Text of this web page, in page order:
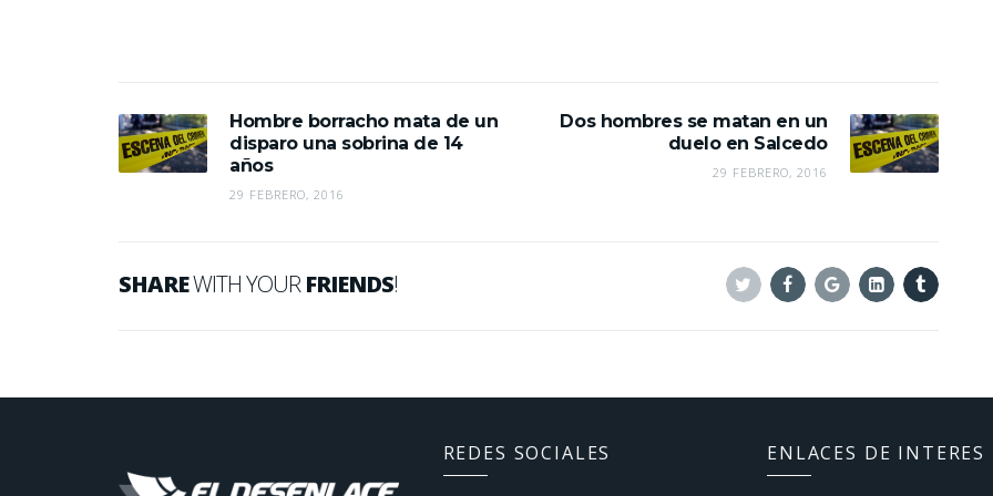
Hombre borracho mata de un
disparo una sobrina de 14
años
29 FEBRERO, 2016
Dos hombres se matan en un
duelo en Salcedo
29 FEBRERO, 2016
SHAREWITH YOURFRIENDS!
REDES SOCIALES ENLACES DE INTERES